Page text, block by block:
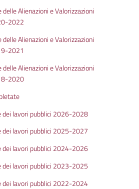
Alienazioni e Valorizzazioni
2022
Alienazioni e Valorizzazioni
2021
Alienazioni e Valorizzazioni
2020
dei lavori pubblici 2026-2028
lavori pubblici 2025-2027
dei lavori pubblici 2024-2026
lavori pubblici 2023-2025
dei lavori pubblici 2022-2024